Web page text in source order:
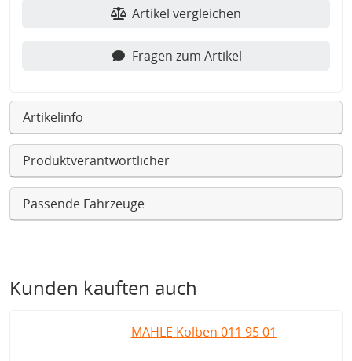
Artikel vergleichen
Fragen zum Artikel
Artikelinfo
Produktverantwortlicher
Passende Fahrzeuge
Kunden kauften auch
MAHLE Kolben 011 95 01